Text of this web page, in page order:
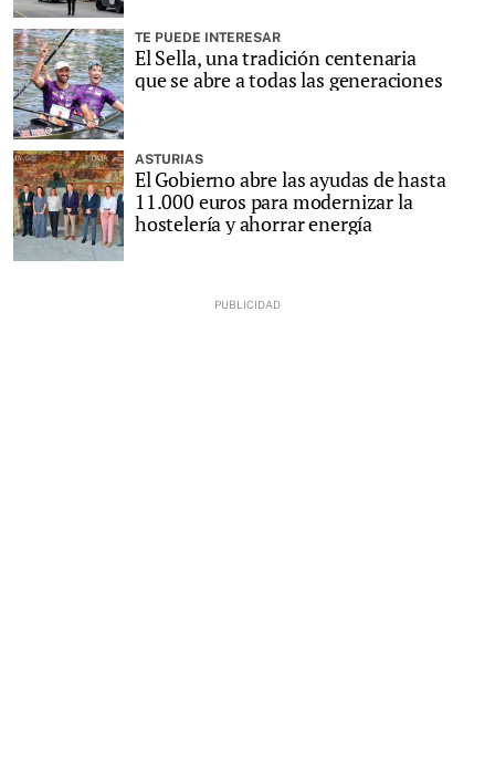
TE PUEDE INTERESAR
El Sella, una tradición centenaria
que se abre a todas las generaciones
ASTURIAS
El Gobierno abre las ayudas de hasta
11.000 euros para modernizar la
hostelería y ahorrar energía